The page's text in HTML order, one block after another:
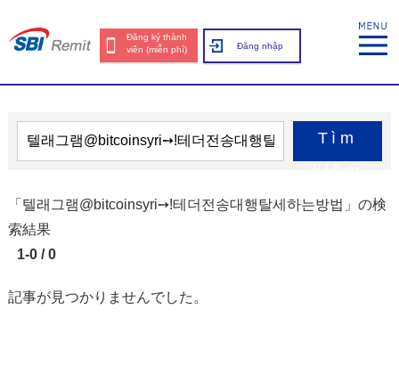
Đăng ký thành
viên (miễn phí)
Đăng nhập
Tìm
「텔래그램@bitcoinsyri➙ǃ테더전송대행탈세하는방법」の検
索結果
1-0 / 0
記事が見つかりませんでした。